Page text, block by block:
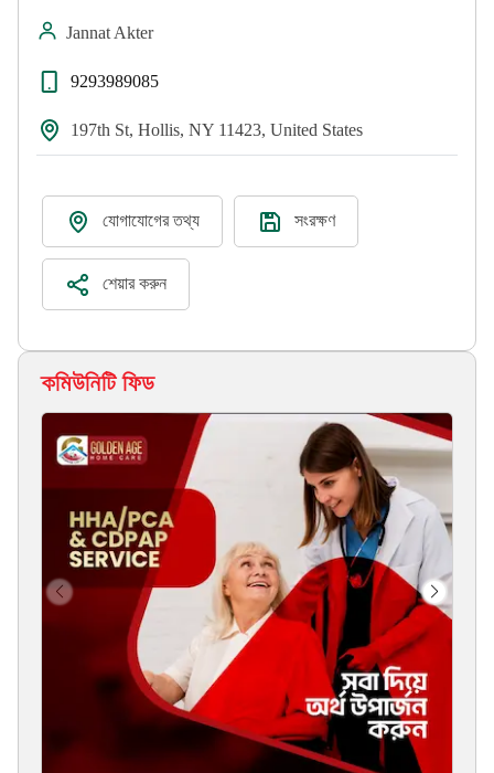
Jannat Akter
9293989085
197th St, Hollis, NY 11423, United States
যোগাযোগের তথ্য সংরক্ষণ
শেয়ার করুন
কমিউনিটি ফিড